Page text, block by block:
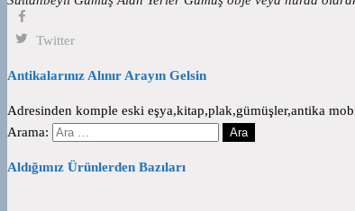
Twitter
Antikalarınız Alınır Arayın Gelsin
Adresinden komple eski eşya,kitap,plak,gümüşler,antika
Arama:
Aldığımız Ürünlerden Bazıları